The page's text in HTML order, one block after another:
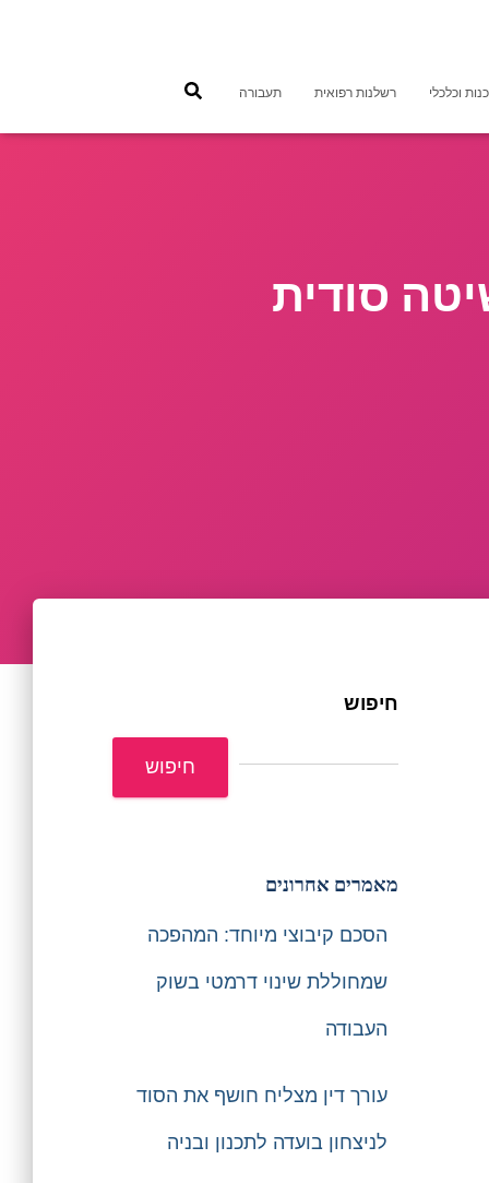
וכלכלי רשלנות רפואית תעבורה
סודית
חיפוש
חיפוש
מאמרים אחרונים
הסכם קיבוצי מיוחד: המהפכה
שמחוללת שינוי דרמטי בשוק
העבודה
עורך דין מצליח חושף את הסוד
לניצחון בועדה לתכנון ובניה